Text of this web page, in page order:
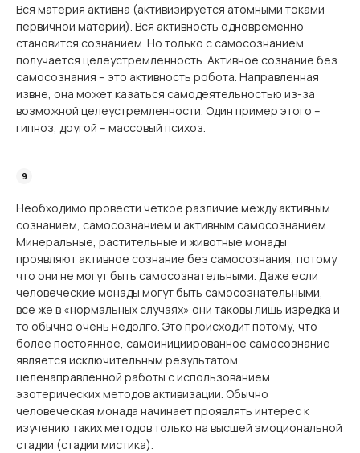
Вся материя активна (активизируется атомными токами
первичной материи). Вся активность одновременно
становится сознанием. Но только с самосознанием
получается целеустремленность. Активное сознание без
самосознания – это активность робота. Направленная
извне, она может казаться самодеятельностью из-за
возможной целеустремленности. Один пример этого –
гипноз, другой – массовый психоз.
Необходимо провести четкое различие между активным
сознанием, самосознанием и активным самосознанием.
Минеральные, растительные и животные монады
проявляют активное сознание без самосознания, потому
что они не могут быть самосознательными. Даже если
человеческие монады могут быть самосознательными,
все же в «нормальных случаях» они таковы лишь изредка и
то обычно очень недолго. Это происходит потому, что
более постоянное, самоинициированное самосознание
является исключительным результатом
целенаправленной работы с использованием
эзотерических методов активизации. Обычно
человеческая монада начинает проявлять интерес к
изучению таких методов только на высшей эмоциональной
стадии (стадии мистика).